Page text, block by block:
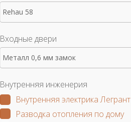
Rehau 58
Входные двери
Металл 0,6 мм замок
Внутренняя инженерия
Внутренняя электрика Легрант
Разводка отопления по дому